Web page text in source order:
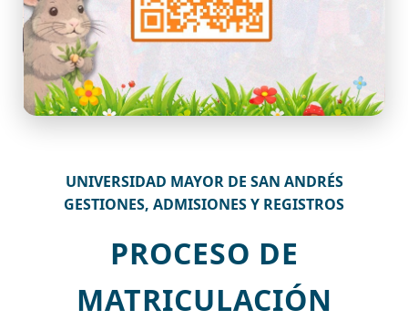
UNIVERSIDAD MAYOR DE SAN ANDRÉS
GESTIONES, ADMISIONES Y REGISTROS
PROCESO DE
MATRICULACIÓN